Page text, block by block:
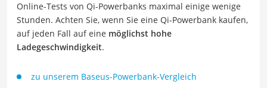
Online-Tests von Qi-Powerbanks maximal einige wenige
Stunden. Achten Sie, wenn Sie eine Qi-Powerbank kaufen,
auf jeden Fall auf eine möglichst hohe
Ladegeschwindigkeit.
zu unserem Baseus-Powerbank-Vergleich